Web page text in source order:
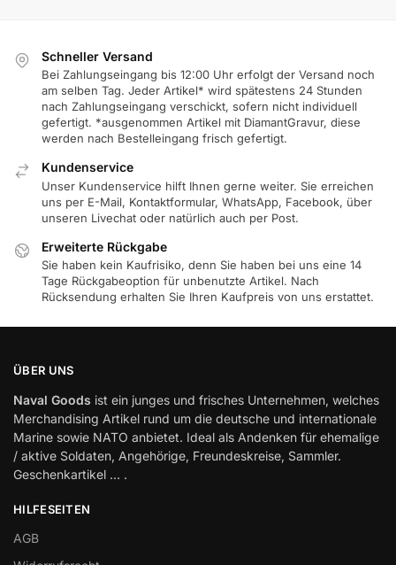
Schneller Versand
Bei Zahlungseingang bis 12:00 Uhr erfolgt der Versand noch
am selben Tag. Jeder Artikel* wird spätestens 24 Stunden
nach Zahlungseingang verschickt, sofern nicht individuell
gefertigt. *ausgenommen Artikel mit DiamantGravur, diese
werden nach Bestelleingang frisch gefertigt.
Kundenservice
Unser Kundenservice hilft Ihnen gerne weiter. Sie erreichen
uns per E-Mail, Kontaktformular, WhatsApp, Facebook, über
unseren Livechat oder natürlich auch per Post.
Erweiterte Rückgabe
Sie haben kein Kaufrisiko, denn Sie haben bei uns eine 14
Tage Rückgabeoption für unbenutzte Artikel. Nach
Rücksendung erhalten Sie Ihren Kaufpreis von uns erstattet.
ÜBER UNS
Naval Goods ist ein junges und frisches Unternehmen, welches
Merchandising Artikel rund um die deutsche und internationale
Marine sowie NATO anbietet. Ideal als Andenken für ehemalige
/ aktive Soldaten, Angehörige, Freundeskreise, Sammler.
Geschenkartikel … .
HILFESEITEN
AGB